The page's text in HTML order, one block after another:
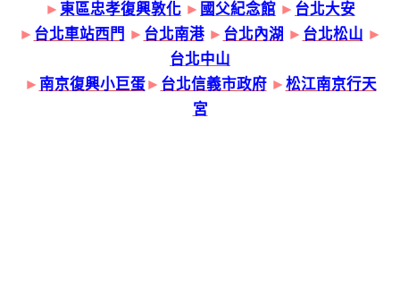
► 東區忠孝復興敦化 ► 國父紀念館 ► 台北大安
► 台北車站西門 ► 台北南港 ► 台北內湖 ► 台北松山 ►
台北中山
► 南京復興小巨蛋► 台北信義市政府► 松江南京行天
宮